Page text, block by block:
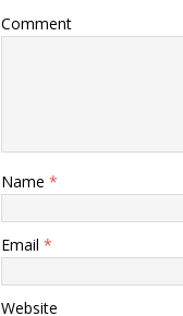
Comment
Name *
Email *
Website